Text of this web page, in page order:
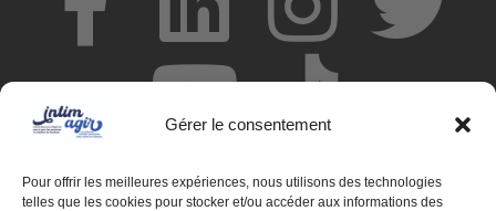
Gérer le consentement
Pour offrir les meilleures expériences, nous utilisons des technologies
telles que les cookies pour stocker et/ou accéder aux informations des